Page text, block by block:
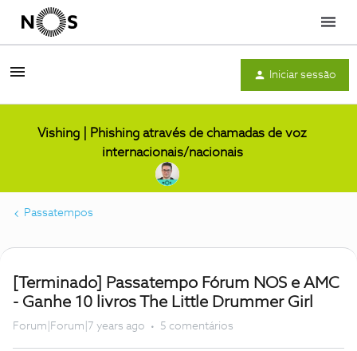
Menu
Iniciar sessão
Vishing | Phishing através de chamadas de voz
internacionais/nacionais
Passatempos
[Terminado] Passatempo Fórum NOS e AMC
- Ganhe 10 livros The Little Drummer Girl
Forum|Forum|7 years ago 5 comentários